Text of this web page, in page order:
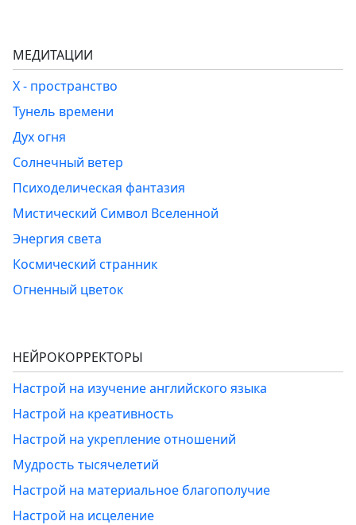
МЕДИТАЦИИ
Х - пространство
Тунель времени
Дух огня
Солнечный ветер
Психоделическая фантазия
Мистический Символ Вселенной
Энергия света
Космический странник
Огненный цветок
НЕЙРОКОРРЕКТОРЫ
Настрой на изучение английского языка
Настрой на креативность
Настрой на укрепление отношений
Мудрость тысячелетий
Настрой на материальное благополучие
Настрой на исцеление